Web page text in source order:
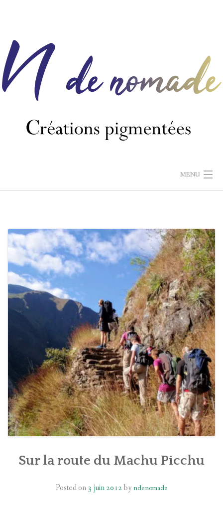
MENU
VOYAGES
CARNETS DE VOYAGE
A PROPOS
CRÉATIONS
Sur la route du Machu Picchu
Posted on3 juin 2012by ndenomade